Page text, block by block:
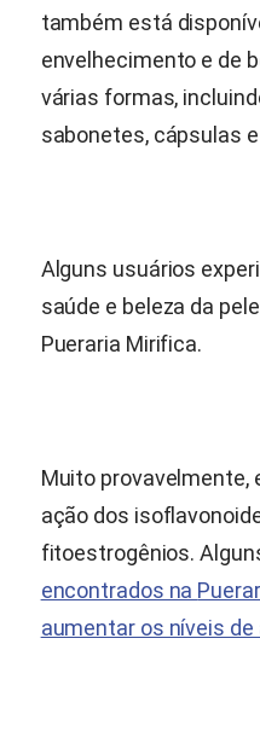
também está
envelhecimento e de
várias formas,
sabonetes, cápsulas
Alguns usuários
saúde e beleza da
Pueraria Mirifica.
Muito provavelmente,
ação dos
fitoestrogênios.
encontrados na
aumentar os níveis